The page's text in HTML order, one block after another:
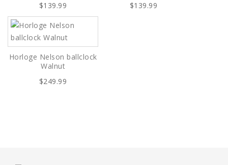
$139.99
$139.99
Horloge Nelson ballclock
Walnut
$249.99